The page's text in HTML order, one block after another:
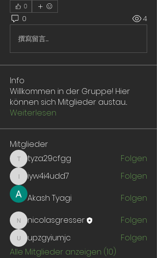
0
0 4
撰寫留言......
Info
Willkommen in der Gruppe! Hier
können sich Mitglieder austau...
Weiterlesen
Mitglieder
tyza29cfgg
tyza29cfgg Folgen
iyw4i4udd7
iyw4i4udd7
Folgen
Akash Tyagi
Folgen
nicolasgresser
nicolasgresser Folgen
upzgyiumjc
upzgyiumjc
Folgen
Alle Mitglieder anzeigen (10)